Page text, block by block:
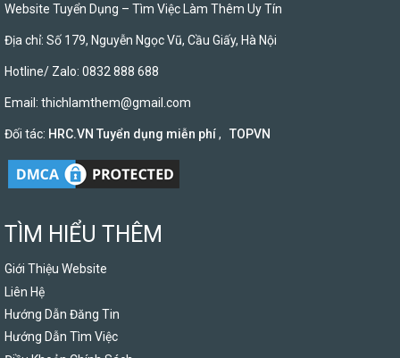
Website Tuyển Dụng – Tìm Việc Làm Thêm Uy Tín
Địa chỉ: Số 179, Nguyễn Ngọc Vũ, Cầu Giấy, Hà Nội
Hotline/ Zalo: 0832 888 688
Email: thichlamthem@gmail.com
Đối tác: HRC.VN Tuyển dụng miễn phí, TOPVN
TÌM HIỂU THÊM
Giới Thiệu Website
Liên Hệ
Hướng Dẫn Đăng Tin
Hướng Dẫn Tìm Việc